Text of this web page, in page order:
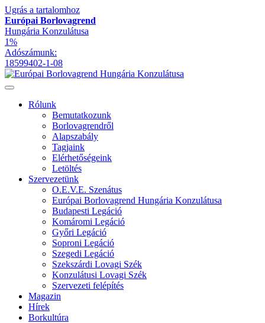
Ugrás a tartalomhoz
Európai Borlovagrend
Hungária Konzulátusa
1%
Adószámunk:
18599402-1-08
Rólunk
Bemutatkozunk
Borlovagrendről
Alapszabály
Tagjaink
Elérhetőségeink
Letöltés
Szervezetünk
O.E.V.E. Szenátus
Európai Borlovagrend Hungária Konzulátusa
Budapesti Legáció
Komáromi Legáció
Győri Legáció
Soproni Legáció
Szegedi Legáció
Szekszárdi Lovagi Szék
Konzulátusi Lovagi Szék
Szervezeti felépítés
Magazin
Hírek
Borkultúra